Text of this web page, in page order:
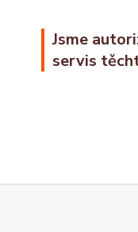
Jsme
servis